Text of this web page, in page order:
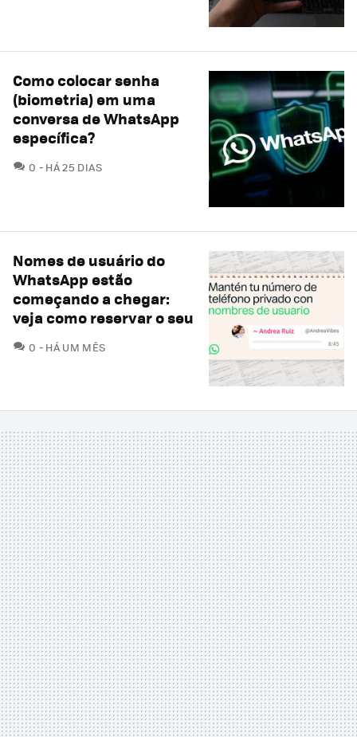
Como colocar senha
(biometria) em uma
conversa de WhatsApp
específica?
0 COMENTÁRIOS
HÁ 25 DIAS
Nomes de usuário do
WhatsApp estão
começando a chegar:
veja como reservar o seu
0 COMENTÁRIOS
HÁ UM MÊS